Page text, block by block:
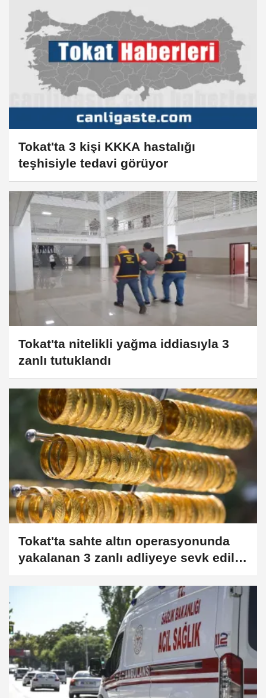
Tokat'ta 3 kişi KKKA hastalığı
teşhisiyle tedavi görüyor
Tokat'ta nitelikli yağma iddiasıyla 3
zanlı tutuklandı
Tokat'ta sahte altın operasyonunda
yakalanan 3 zanlı adliyeye sevk edildi
(GÜNCELLEME)